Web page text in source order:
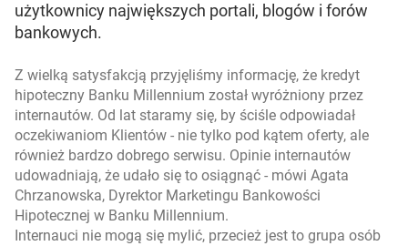
użytkownicy największych portali, blogów i forów
bankowych.
Z wielką satysfakcją przyjęliśmy informację, że kredyt
hipoteczny Banku Millennium został wyróżniony przez
internautów. Od lat staramy się, by ściśle odpowiadał
oczekiwaniom Klientów - nie tylko pod kątem oferty, ale
również bardzo dobrego serwisu. Opinie internautów
udowadniają, że udało się to osiągnąć - mówi Agata
Chrzanowska, Dyrektor Marketingu Bankowości
Hipotecznej w Banku Millennium.
Internauci nie mogą się mylić, przecież jest to grupa osób